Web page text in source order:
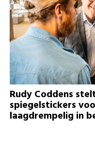
Rudy Coddens
spiegelstickers
laagdrempelig in